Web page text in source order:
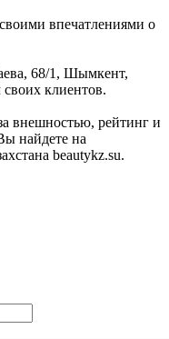
впечатлениями о
68/1, Шымкент,
своих клиентов.
внешностью, рейтинг и
найдете на
beautykz.su.